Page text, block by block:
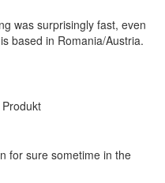
was surprisingly fast, even
based in Romania/Austria.
for sure sometime in the